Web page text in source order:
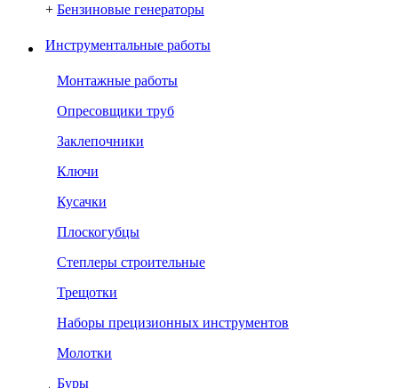
+ Бензиновые генераторы
Инструментальные работы
Монтажные работы
Опресовщики труб
Заклепочники
Ключи
Кусачки
Плоскогубцы
Степлеры строительные
Трещотки
Наборы прецизионных инструментов
Молотки
Буры